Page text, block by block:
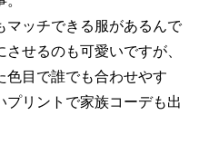
マッチできる服があるんで
せるのも可愛いですが、
色目で誰でも合わせやす
プリントで家族コーデも出